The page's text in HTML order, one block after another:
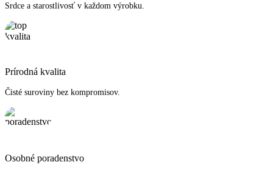
Srdce a starostlivosť v každom výrobku.
Prírodná kvalita
Čisté suroviny bez kompromisov.
Osobné poradenstvo